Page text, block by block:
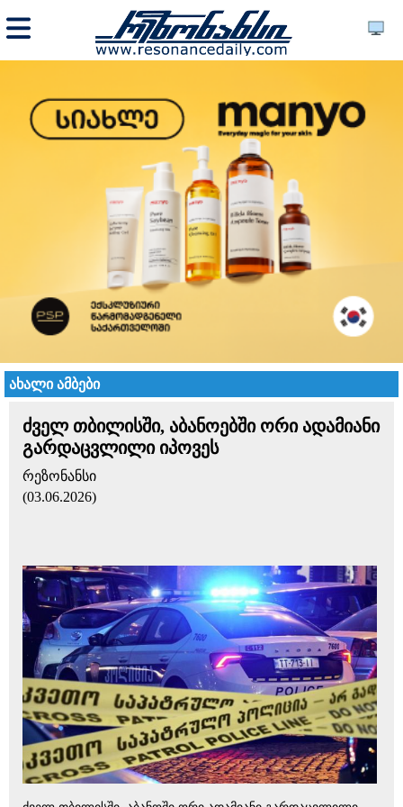
ახალი ამბები
ძველ თბილისში, აბანოებში ორი ადამიანი
გარდაცვლილი იპოვეს
რეზონანსი
(03.06.2026)